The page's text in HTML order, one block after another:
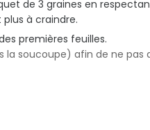
de 3 graines en
à craindre.
premières feuilles.
la soucoupe) afin de ne pas